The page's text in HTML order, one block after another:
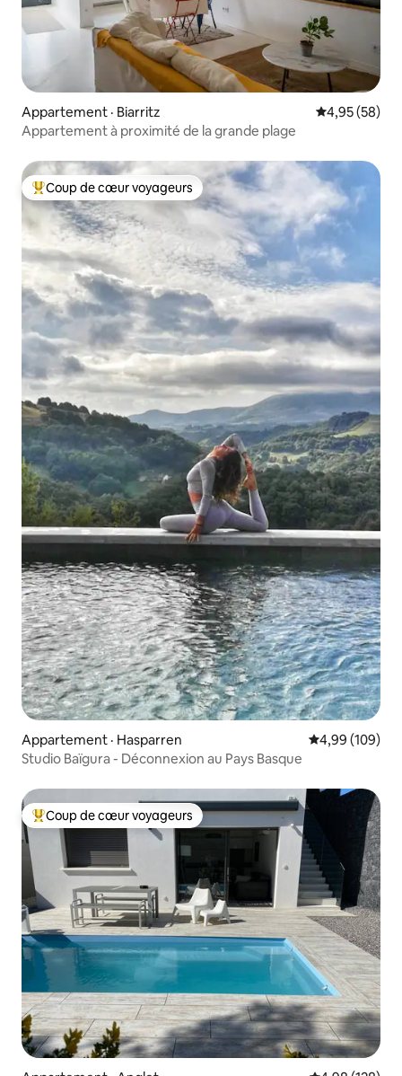
Appartement · Biarritz Note
4,95 (58)
Appartement à proximité de la grande plage
Coup de cœur voyageurs parmi les plus aimés
Coup de cœur voyageurs
Appartement · Hasparren Note
4,99 (109)
Studio Baïgura - Déconnexion au Pays Basque
Coup de cœur voyageurs parmi les plus aimés
Coup de cœur voyageurs